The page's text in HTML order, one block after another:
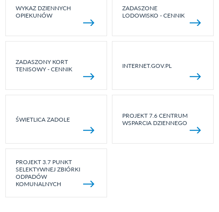
WYKAZ DZIENNYCH
OPIEKUNÓW
ZADASZONE
LODOWISKO - CENNIK
ZADASZONY KORT
TENISOWY - CENNIK
INTERNET.GOV.PL
ŚWIETLICA ZADOLE
PROJEKT 7.6 CENTRUM
WSPARCIA DZIENNEGO
PROJEKT 3.7 PUNKT
SELEKTYWNEJ ZBIÓRKI
ODPADÓW
KOMUNALNYCH